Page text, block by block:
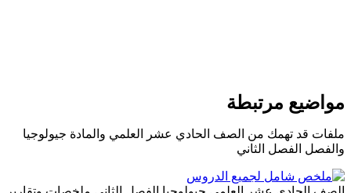
مواضيع مرتبطة
ملفات قد تهمك من الصف الحادي عشر العلمي والمادة جيولوجيا
والفصل الفصل الثاني